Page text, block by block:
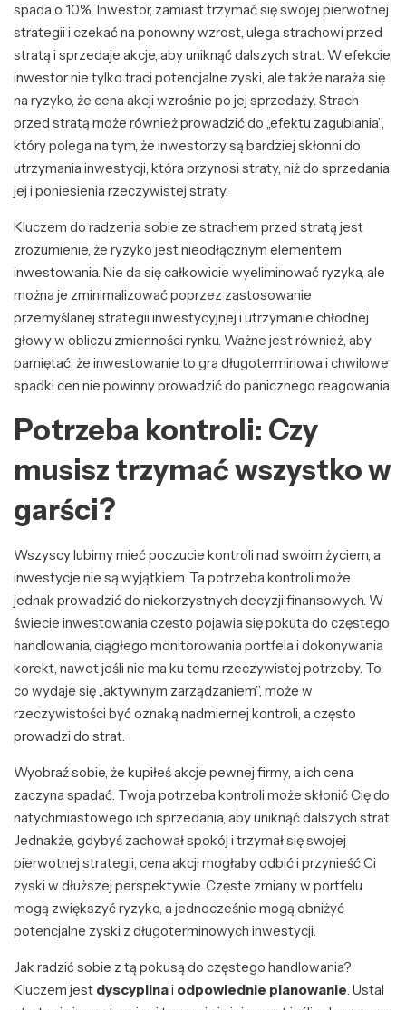
spada o 10%. Inwestor, zamiast trzymać się swojej pierwotnej
strategii i czekać na ponowny wzrost, ulega strachowi przed
stratą i sprzedaje akcje, aby uniknąć dalszych strat. W efekcie,
inwestor nie tylko traci potencjalne zyski, ale także naraża się
na ryzyko, że cena akcji wzrośnie po jej sprzedaży. Strach
przed stratą może również prowadzić do „efektu zagubiania”,
który polega na tym, że inwestorzy są bardziej skłonni do
utrzymania inwestycji, która przynosi straty, niż do sprzedania
jej i poniesienia rzeczywistej straty.
Kluczem do radzenia sobie ze strachem przed stratą jest
zrozumienie, że ryzyko jest nieodłącznym elementem
inwestowania. Nie da się całkowicie wyeliminować ryzyka, ale
można je zminimalizować poprzez zastosowanie
przemyślanej strategii inwestycyjnej i utrzymanie chłodnej
głowy w obliczu zmienności rynku. Ważne jest również, aby
pamiętać, że inwestowanie to gra długoterminowa i chwilowe
spadki cen nie powinny prowadzić do panicznego reagowania.
Potrzeba kontroli: Czy
musisz trzymać wszystko w
garści?
Wszyscy lubimy mieć poczucie kontroli nad swoim życiem, a
inwestycje nie są wyjątkiem. Ta potrzeba kontroli może
jednak prowadzić do niekorzystnych decyzji finansowych. W
świecie inwestowania często pojawia się pokuta do częstego
handlowania, ciągłego monitorowania portfela i dokonywania
korekt, nawet jeśli nie ma ku temu rzeczywistej potrzeby. To,
co wydaje się „aktywnym zarządzaniem”, może w
rzeczywistości być oznaką nadmiernej kontroli, a często
prowadzi do strat.
Wyobraź sobie, że kupiłeś akcje pewnej firmy, a ich cena
zaczyna spadać. Twoja potrzeba kontroli może skłonić Cię do
natychmiastowego ich sprzedania, aby uniknąć dalszych strat.
Jednakże, gdybyś zachował spokój i trzymał się swojej
pierwotnej strategii, cena akcji mogłaby odbić i przynieść Ci
zyski w dłuższej perspektywie. Częste zmiany w portfelu
mogą zwiększyć ryzyko, a jednocześnie mogą obniżyć
potencjalne zyski z długoterminowych inwestycji.
Jak radzić sobie z tą pokusą do częstego handlowania?
Kluczem jest dyscyplinai odpowiednie planowanie. Ustal